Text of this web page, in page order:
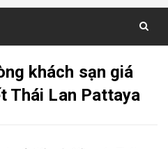
khách sạn giá
Thái Lan Pattaya